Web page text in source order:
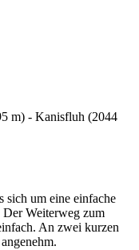
m) - Kanisfluh (2044
sich um eine einfache
Weiterweg zum
An zwei kurzen